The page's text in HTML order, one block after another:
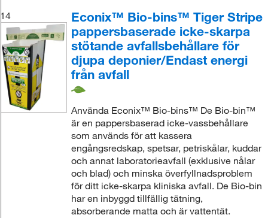
14
Econix™ Bio-bins™ Tiger Stripe
pappersbaserade icke-skarpa
stötande avfallsbehållare för
djupa deponier/Endast energi
från avfall
Använda Econix™ Bio-bins™ De Bio-bin™
är en pappersbaserad icke-vassbehållare
som används för att kassera
engångsredskap, spetsar, petriskålar, kuddar
och annat laboratorieavfall (exklusive nålar
och blad) och minska överfyllnadsproblem
för ditt icke-skarpa kliniska avfall. De Bio-bin
har en inbyggd tillfällig tätning,
absorberande matta och är vattentät.